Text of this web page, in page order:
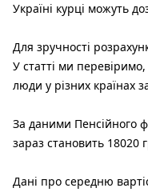
Україні курці можуть
Для зручності
У статті ми
люди у різних країнах
За даними Пенсійного
зараз становить 18020
Дані про середню